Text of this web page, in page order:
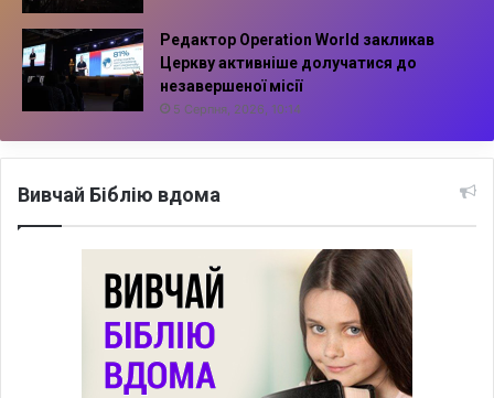
Редактор Operation World закликав
Церкву активніше долучатися до
незавершеної місії
5 Серпня, 2026, 10:14
Вивчай Біблію вдома